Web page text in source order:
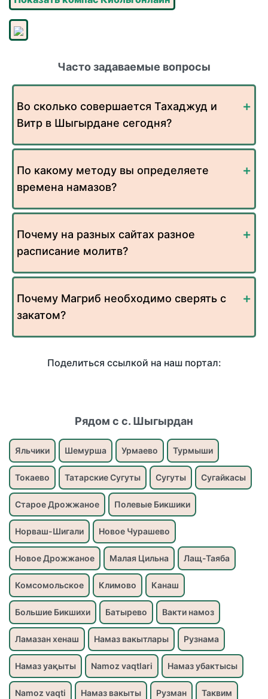
Часто задаваемые вопросы
Во сколько совершается Тахаджуд и
Витр в Шыгырдане сегодня?
По какому методу вы определяете
времена намазов?
Почему на разных сайтах разное
расписание молитв?
Почему Магриб необходимо сверять с
закатом?
Поделиться ссылкой на наш портал:
Рядом с с. Шыгырдан
Яльчики Шемурша Урмаево Турмыши
Токаево Татарские Сугуты Сугуты Сугайкасы
Старое Дрожжаное Полевые Бикшики
Норваш-Шигали Новое Чурашево
Новое Дрожжаное Малая Цильна Лащ-Таяба
Комсомольское Климово Канаш
Большие Бикшихи Батырево Вакти намоз
Ламазан хенаш Намаз вакытлары Рузнама
Намаз уақыты Namoz vaqtlari Намаз убактысы
Namoz vaqti Намаз вакыты Рузман Таквим